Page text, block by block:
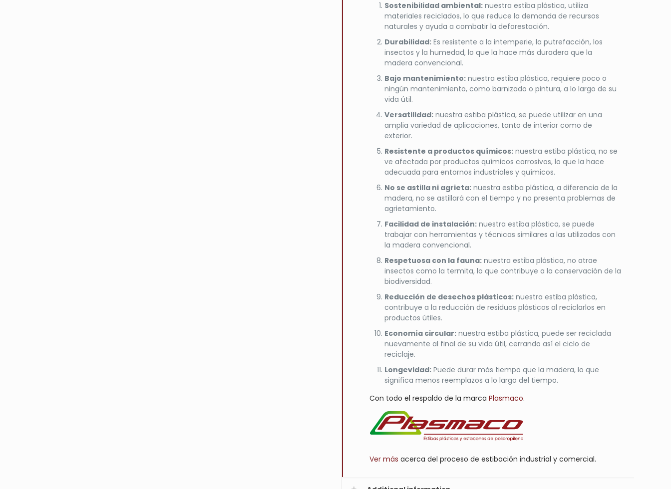
Sostenibilidad ambiental: nuestra estiba plástica, utiliza
materiales reciclados, lo que reduce la demanda de recursos
naturales y ayuda a combatir la deforestación.
Durabilidad: Es resistente a la intemperie, la putrefacción, los
insectos y la humedad, lo que la hace más duradera que la
madera convencional.
Bajo mantenimiento: nuestra estiba plástica, requiere poco o
ningún mantenimiento, como barnizado o pintura, a lo largo de su
vida útil.
Versatilidad: nuestra estiba plástica, se puede utilizar en una
amplia variedad de aplicaciones, tanto de interior como de
exterior.
Resistente a productos químicos: nuestra estiba plástica, no se
ve afectada por productos químicos corrosivos, lo que la hace
adecuada para entornos industriales y químicos.
No se astilla ni agrieta: nuestra estiba plástica, a diferencia de la
madera, no se astillará con el tiempo y no presenta problemas de
agrietamiento.
Facilidad de instalación: nuestra estiba plástica, se puede
trabajar con herramientas y técnicas similares a las utilizadas con
la madera convencional.
Respetuosa con la fauna: nuestra estiba plástica, no atrae
insectos como la termita, lo que contribuye a la conservación de la
biodiversidad.
Reducción de desechos plásticos: nuestra estiba plástica,
contribuye a la reducción de residuos plásticos al reciclarlos en
productos útiles.
Economía circular: nuestra estiba plástica, puede ser reciclada
nuevamente al final de su vida útil, cerrando así el ciclo de
reciclaje.
Longevidad: Puede durar más tiempo que la madera, lo que
significa menos reemplazos a lo largo del tiempo.
Con todo el respaldo de la marcaPlasmaco.
Ver más acerca del proceso de estibación industrial y comercial.